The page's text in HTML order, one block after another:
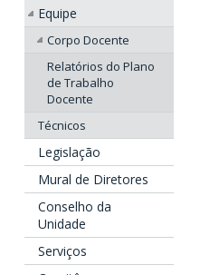
Equipe
Corpo Docente
Relatórios do Plano
de Trabalho
Docente
Técnicos
Legislação
Mural de Diretores
Conselho da
Unidade
Serviços